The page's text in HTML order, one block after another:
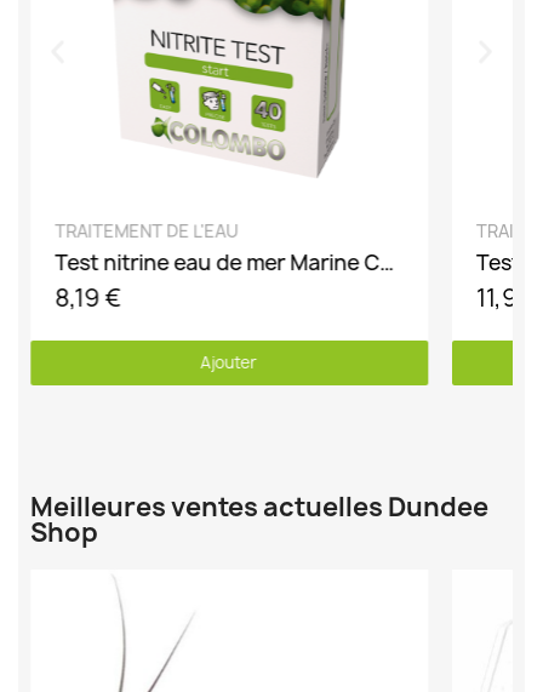
DÉCOUVRIR
TRAITEMENT DE L'EAU
Test nitrine eau de mer Marine Colombo
8,19 €
Ajouter
11,99
Meilleures ventes actuelles Dundee
Shop